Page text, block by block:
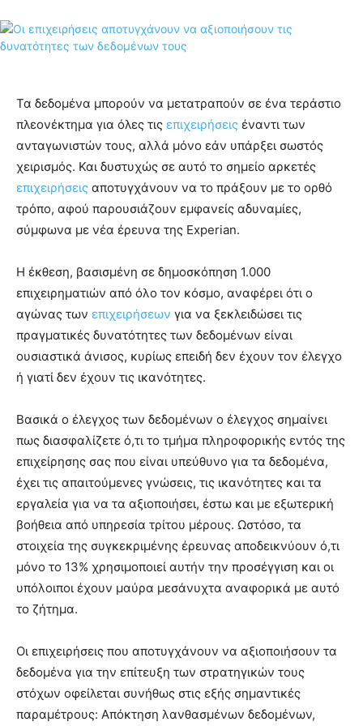
Τα δεδομένα μπορούν να μετατραπούν σε ένα τεράστιο
πλεονέκτημα για όλες τις επιχειρήσεις έναντι των
ανταγωνιστών τους, αλλά μόνο εάν υπάρξει σωστός
χειρισμός. Και δυστυχώς σε αυτό το σημείο αρκετές
επιχειρήσεις αποτυγχάνουν να το πράξουν με το ορθό
τρόπο, αφού παρουσιάζουν εμφανείς αδυναμίες,
σύμφωνα με νέα έρευνα της Experian.
Η έκθεση, βασισμένη σε δημοσκόπηση 1.000
επιχειρηματιών από όλο τον κόσμο, αναφέρει ότι ο
αγώνας των επιχειρήσεων για να ξεκλειδώσει τις
πραγματικές δυνατότητες των δεδομένων είναι
ουσιαστικά άνισος, κυρίως επειδή δεν έχουν τον έλεγχο
ή γιατί δεν έχουν τις ικανότητες.
Βασικά ο έλεγχος των δεδομένων ο έλεγχος σημαίνει
πως διασφαλίζετε ό,τι το τμήμα πληροφορικής εντός της
επιχείρησης σας που είναι υπεύθυνο για τα δεδομένα,
έχει τις απαιτούμενες γνώσεις, τις ικανότητες και τα
εργαλεία για να τα αξιοποιήσει, έστω και με εξωτερική
βοήθεια από υπηρεσία τρίτου μέρους. Ωστόσο, τα
στοιχεία της συγκεκριμένης έρευνας αποδεικνύουν ό,τι
μόνο το 13% χρησιμοποιεί αυτήν την προσέγγιση και οι
υπόλοιποι έχουν μαύρα μεσάνυχτα αναφορικά με αυτό
το ζήτημα.
Οι επιχειρήσεις που αποτυγχάνουν να αξιοποιήσουν τα
δεδομένα για την επίτευξη των στρατηγικών τους
στόχων οφείλεται συνήθως στις εξής σημαντικές
παραμέτρους: Απόκτηση λανθασμένων δεδομένων,